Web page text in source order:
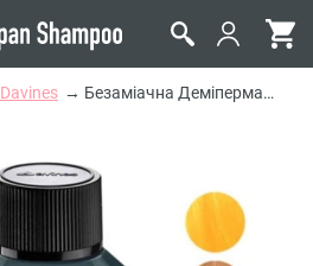
Davines Безаміачна Деміперманентна Фарба для Тонування Волосся Davines View High Shine Demi-Permanent Colour Golden, 60 мл (золотисті відтінки)